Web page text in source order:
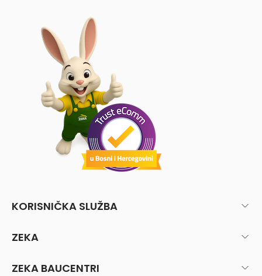
KORISNIČKA SLUŽBA
ZEKA
ZEKA BAUCENTRI